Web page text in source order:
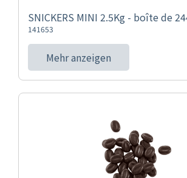
SNICKERS MINI 2.5Kg - boîte de
141653
Mehr anzeigen